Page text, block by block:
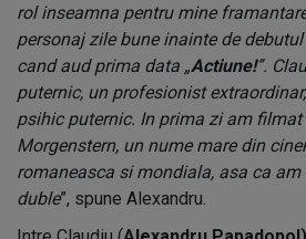
rol inseamna pentru mine
personaj zile bune inainte de
cand aud prima data „Actiune!”.
puternic, un profesionist
psihic puternic. In prima zi am
Morgenstern, un nume mare din
romaneasca si mondiala, asa ca
duble”, spune Alexandru.